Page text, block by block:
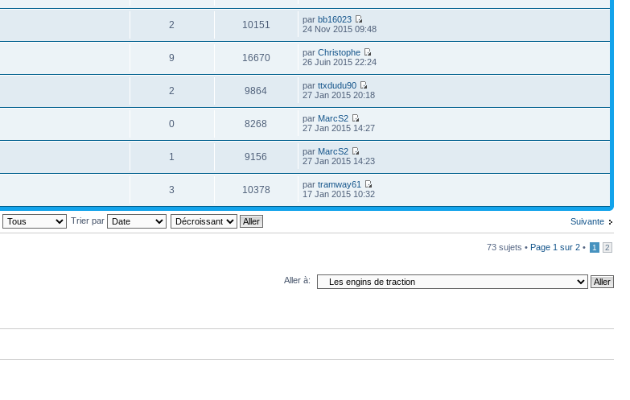
2 10151 parbb16023
24 Nov 2015 09:48
9 16670 parChristophe
26 Juin 2015 22:24
2 9864 parttxdudu90
27 Jan 2015 20:18
0 8268 par MarcS2
27 Jan 2015 14:27
1 9156 par MarcS2
27 Jan 2015 14:23
3 10378 partramway61
17 Jan 2015 10:32
Suivante
Trier par
73 sujets • Page 1 sur 2 • 1 2
Aller à: